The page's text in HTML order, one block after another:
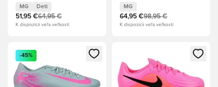
Red/Fossil Deti
MG Deti
51,95 €64,95 €
K dispozícii veľa veľkostí
modrá
MG
64,95 €98,95 €
K dispozícii veľa veľkostí
Otvorí modál na prihlásenie alebo registráciu ako člen
-45%
Otvorí modál na prihlásenie